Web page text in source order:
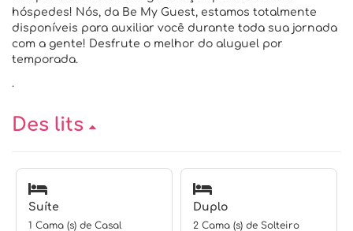
hóspedes! Nós, da Be My Guest, estamos totalmente
disponíveis para auxiliar você durante toda sua jornada
com a gente! Desfrute o melhor do aluguel por
temporada.
.
Des lits
Suíte
1 Cama (s) de Casal
Duplo
2 Cama (s) de Solteiro